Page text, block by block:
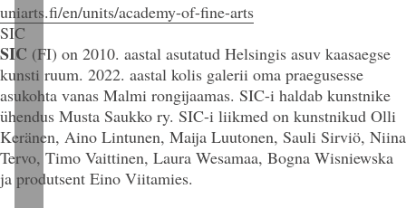
uniarts.fi/en/units/academy-of-fine-arts
SIC
SIC (FI) on 2010. aastal asutatud Helsingis asuv kaasaegse
kunsti ruum. 2022. aastal kolis galerii oma praegusesse
asukohta vanas Malmi rongijaamas. SIC-i haldab kunstnike
ühendus Musta Saukko ry. SIC-i liikmed on kunstnikud Olli
Keränen, Aino Lintunen, Maija Luutonen, Sauli Sirviö, Niina
Tervo, Timo Vaittinen, Laura Wesamaa, Bogna Wisniewska
ja produtsent Eino Viitamies.